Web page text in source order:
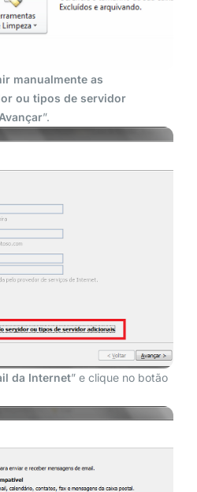
manualmente as
ou tipos de servidor
Avançar”.
da Internet” e clique no botão